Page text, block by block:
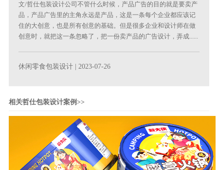
文/哲仕包装设计公司不管什么时候，产品广告的目的就是要卖产
品，产品广告里的主角永远是产品，这是一条每个企业都应该记
住的大创意，也是所有创意的基础。但是很多企业和设计师在做
创意时，就把这一条忽略了，把一份卖产品的广告设计，弄成......
休闲零食包装设计 | 2023-07-26
相关哲仕包装设计案例>>